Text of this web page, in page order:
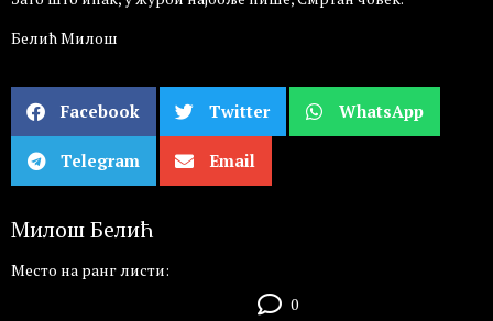
Белић Милош
Facebook Twitter WhatsApp
Telegram Email
Милош Белић
Место на ранг листи:
0